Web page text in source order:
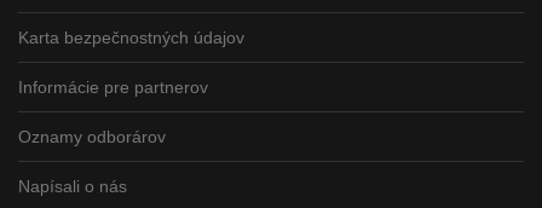
Karta bezpečnostných údajov
Informácie pre partnerov
Oznamy odborárov
Napísali o nás